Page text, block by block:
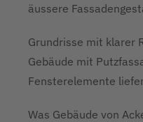
äussere
Grundrisse mit klarer
Gebäude mit
Fensterelemente
Was Gebäude von